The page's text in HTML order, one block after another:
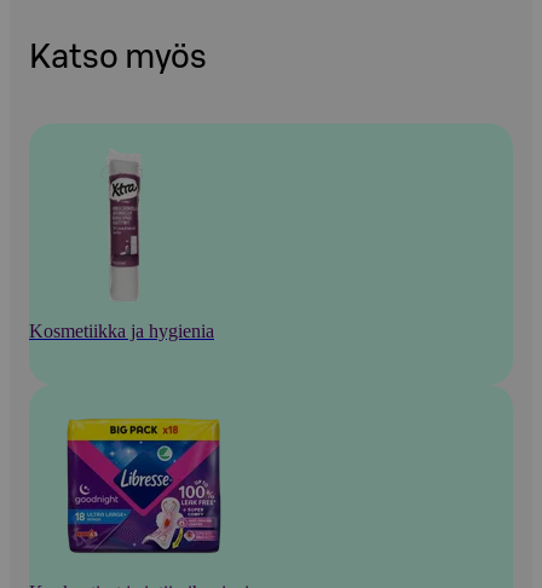
Katso myös
Kosmetiikka ja hygienia